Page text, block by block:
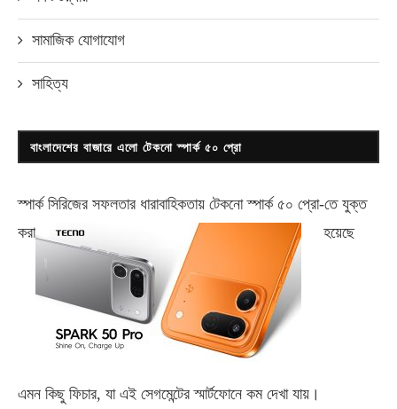
সামাজিক যোগাযোগ
সাহিত্য
বাংলাদেশের বাজারে এলো টেকনো স্পার্ক ৫০ প্রো
স্পার্ক সিরিজের সফলতার ধারাবাহিকতায় টেকনোস্পার্ক ৫০ প্রো-তে যুক্ত
করা
হয়েছে
এমন কিছু ফিচার, যা এই সেগমেন্টের স্মার্টফোনে কম দেখা যায়।